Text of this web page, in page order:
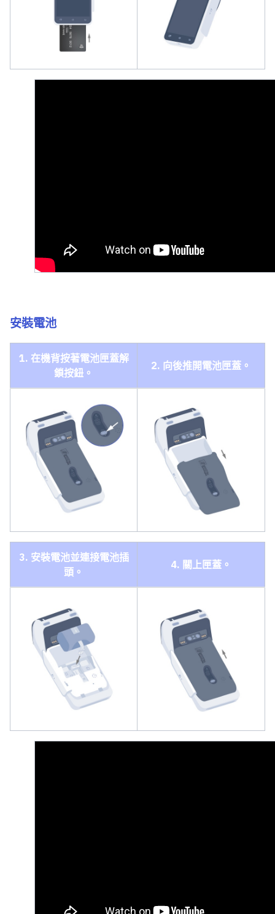
安裝電池
1. 在機背按著電池匣蓋解
鎖按鈕。
2. 向後推開電池匣蓋。
3. 安裝電池並連接電池插
頭。
4. 關上匣蓋。